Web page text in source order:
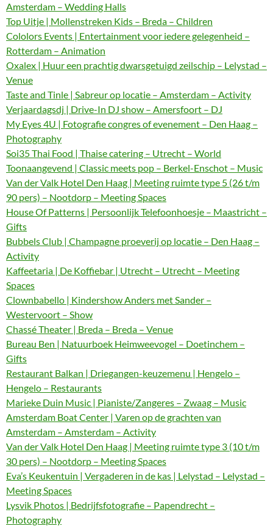
Amsterdam – Wedding Halls
Top Uitje | Mollenstreken Kids – Breda – Children
Cololors Events | Entertainment voor iedere gelegenheid –
Rotterdam – Animation
Oxalex | Huur een prachtig dwarsgetuigd zeilschip – Lelystad –
Venue
Taste and Tinle | Sabreur op locatie – Amsterdam – Activity
Verjaardagsdj | Drive-In DJ show – Amersfoort – DJ
My Eyes 4U | Fotografie congres of evenement – Den Haag –
Photography
Soi35 Thai Food | Thaise catering – Utrecht – World
Toonaangevend | Classic meets pop – Berkel-Enschot – Music
Van der Valk Hotel Den Haag | Meeting ruimte type 5 (26 t/m
90 pers) – Nootdorp – Meeting Spaces
House Of Patterns | Persoonlijk Telefoonhoesje – Maastricht –
Gifts
Bubbels Club | Champagne proeverij op locatie – Den Haag –
Activity
Kaffeetaria | De Koffiebar | Utrecht – Utrecht – Meeting
Spaces
Clownbabello | Kindershow Anders met Sander –
Westervoort – Show
Chassé Theater | Breda – Breda – Venue
Bureau Ben | Natuurboek Heimweevogel – Doetinchem –
Gifts
Restaurant Balkan | Driegangen-keuzemenu | Hengelo –
Hengelo – Restaurants
Marieke Duin Music | Pianiste/Zangeres – Zwaag – Music
Amsterdam Boat Center | Varen op de grachten van
Amsterdam – Amsterdam – Activity
Van der Valk Hotel Den Haag | Meeting ruimte type 3 (10 t/m
30 pers) – Nootdorp – Meeting Spaces
Eva’s Keukentuin | Vergaderen in de kas | Lelystad – Lelystad –
Meeting Spaces
Lysvik Photos | Bedrijfsfotografie – Papendrecht –
Photography